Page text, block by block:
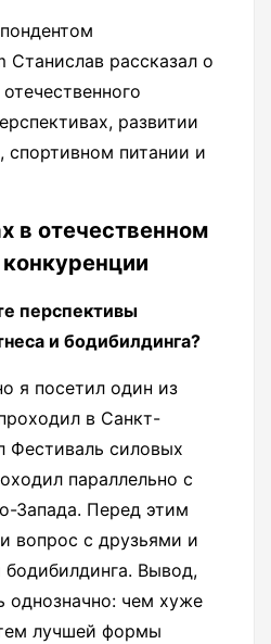
Станислав рассказал о
развитии
спортивном питании и
в отечественном
перспективы
и бодибилдинга?
я посетил один из
в Санкт-
Фестиваль силовых
параллельно с
Запада. Перед этим
вопрос с друзьями и
Вывод,
однозначно: чем хуже
лучшей формы